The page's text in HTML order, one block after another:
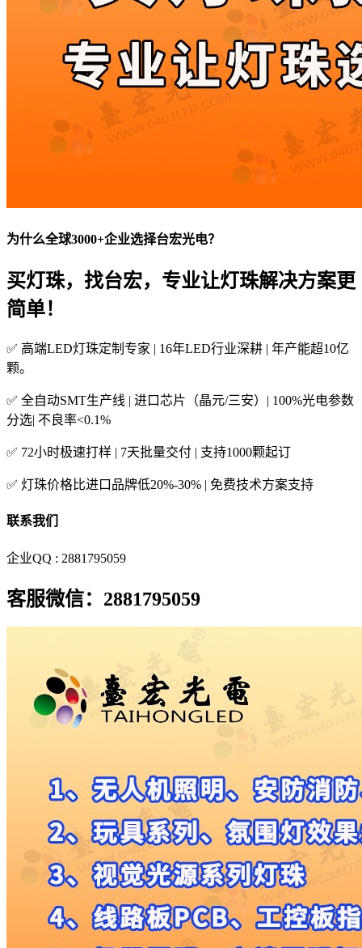
为什么全球3000+企业选择台宏光电？
买灯珠，找台宏，专业让灯珠解决方案更
简单！
✅ 高端LED灯珠定制专家 | 16年LED行业深耕 | 年产能超10亿
颗。
✅ 全自动SMT生产线 | 进口芯片（晶元/三安）| 100%光电参数
分选| 不良率<0.1%
✅ 72小时极速打样 | 7天批量交付 | 支持1000颗起订
✅ 灯珠价格比进口品牌低20%-30% | 免费技术方案支持
联系我们
企业QQ : 2881795059
客服微信：2881795059